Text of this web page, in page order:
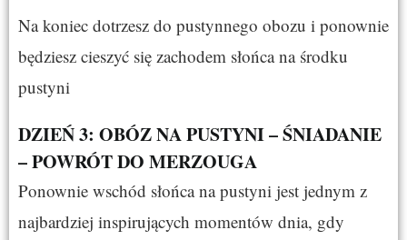
Na koniec dotrzesz do pustynnego obozu i ponownie
będziesz cieszyć się zachodem słońca na środku
pustyni
DZIEŃ 3: OBÓZ NA PUSTYNI – ŚNIADANIE
– POWRÓT DO MERZOUGA
Ponownie wschód słońca na pustyni jest jednym z
najbardziej inspirujących momentów dnia, gdy